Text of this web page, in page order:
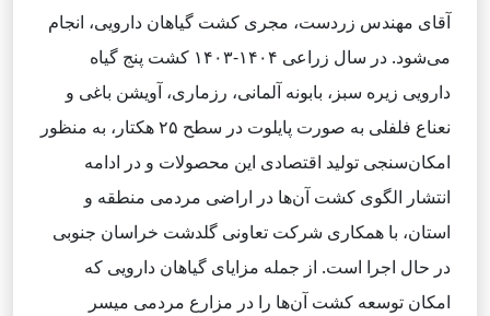
آقای مهندس زردست، مجری کشت گیاهان دارویی، انجام
می‌شود. در سال زراعی ۱۴۰۴-۱۴۰۳ کشت پنج گیاه
دارویی زیره سبز، بابونه آلمانی، رزماری، آویشن باغی و
نعناع فلفلی به‌ صورت پایلوت در سطح ۲۵ هکتار، به منظور
امکان‌سنجی تولید اقتصادی این محصولات و در ادامه
انتشار الگوی کشت آن‌ها در اراضی مردمی منطقه و
استان، با همکاری شرکت تعاونی گلدشت خراسان جنوبی
در حال اجرا است. از جمله مزایای گیاهان دارویی که
امکان توسعه کشت آن‌ها را در مزارع مردمی میسر